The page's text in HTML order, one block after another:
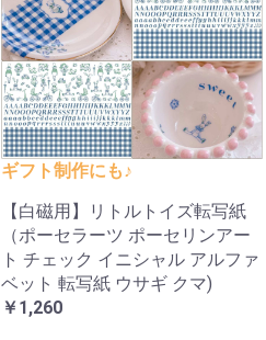
ギフト制作にも♪
【白磁用】リトルトイズ転写紙
（ポーセラーツ ポーセリンアー
ト チェック イニシャル アルファ
ベット 転写紙 ウサギ クマ)
￥1,260